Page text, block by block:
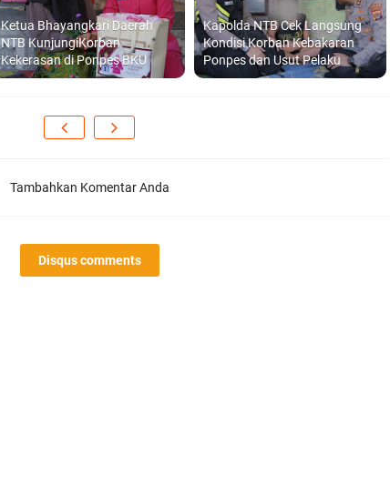
Ketua Bhayangkari Daerah
NTB KunjungiKorban
Kekerasan di Ponpes BKU
Kapolda NTB Cek Langsung
Kondisi Korban Kebakaran
Ponpes dan Usut Pelaku
Tambahkan Komentar Anda
Disqus comments